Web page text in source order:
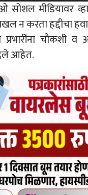
सोशल मीडियावर
न करता हद्दीचा
प्रभारींना चौकशी
आहेत.